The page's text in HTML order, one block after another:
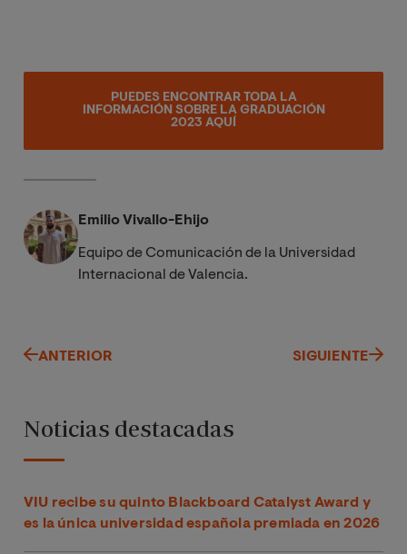
PUEDES ENCONTRAR TODA LA
INFORMACIÓN SOBRE LA GRADUACIÓN
2023 AQUÍ
Emilio Vivallo-Ehijo
Equipo de Comunicación de la Universidad
Internacional de Valencia.
ANTERIOR SIGUIENTE
Noticias destacadas
VIU recibe su quinto Blackboard Catalyst Award y
es la única universidad española premiada en 2026